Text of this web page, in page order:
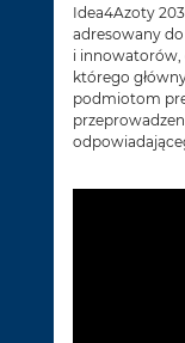
Idea4Azoty
adresowany
i innowatorów,
którego
podmiotom